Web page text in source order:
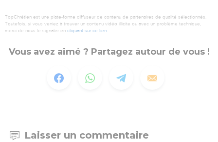
TopChrétien est une plate-forme diffuseur de contenu de partenaires de qualité sélectionnés.
Toutefois, si vous veniez à trouver un contenu vidéo illicite ou avec un problème technique,
merci de nous le signaler en cliquant sur ce lien.
Vous avez aimé ? Partagez autour de vous !
Laisser un commentaire